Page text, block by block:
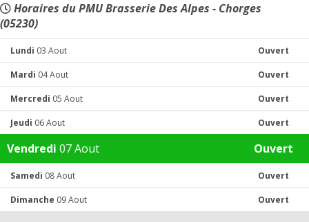
Horaires du PMU Brasserie Des Alpes - Chorges
(05230)
Lundi 03 Aout Ouvert
Mardi 04 Aout Ouvert
Mercredi 05 Aout Ouvert
Jeudi 06 Aout Ouvert
Vendredi 07 Aout Ouvert
Samedi 08 Aout Ouvert
Dimanche 09 Aout Ouvert